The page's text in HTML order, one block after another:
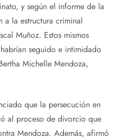
y según el informe de la
a la estructura criminal
Muñoz. Estos mismos
seguido e intimidado
Michelle Mendoza,
que la persecución en
al proceso de divorcio que
Mendoza. Además, afirmó